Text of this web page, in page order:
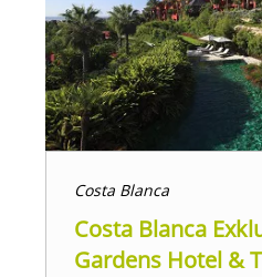
Costa Blanca
Costa Blanca
Gardens Hotel &